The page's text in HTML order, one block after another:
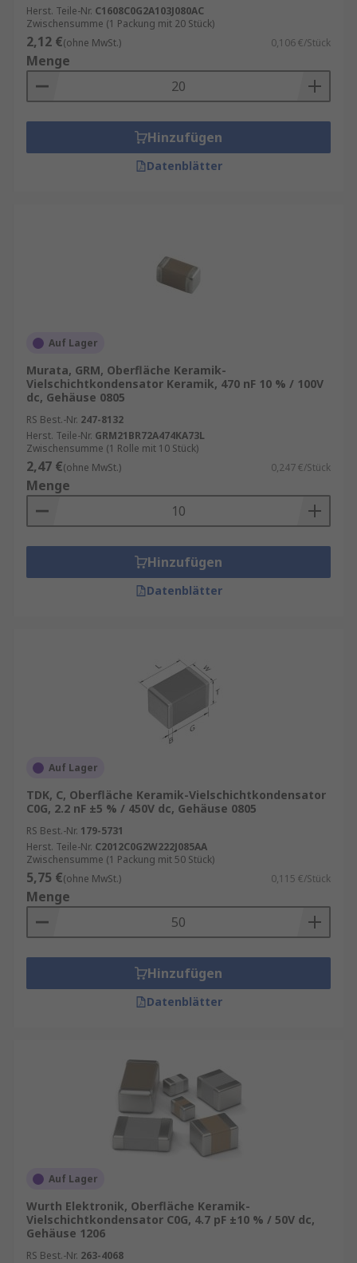
Herst. Teile-Nr. C1608C0G2A103J080AC
Zwischensumme (1 Packung mit 20 Stück)
2,12 €(ohne MwSt.) 0,106 €/Stück
Menge
Hinzufügen
Datenblätter
Auf Lager
Murata, GRM, Oberfläche Keramik-
Vielschichtkondensator Keramik, 470 nF 10 % / 100V
dc, Gehäuse 0805
RS Best.-Nr. 247-8132
Herst. Teile-Nr. GRM21BR72A474KA73L
Zwischensumme (1 Rolle mit 10 Stück)
2,47 €(ohne MwSt.) 0,247 €/Stück
Menge
Hinzufügen
Datenblätter
Auf Lager
TDK, C, Oberfläche Keramik-Vielschichtkondensator
C0G, 2.2 nF ±5 % / 450V dc, Gehäuse 0805
RS Best.-Nr. 179-5731
Herst. Teile-Nr. C2012C0G2W222J085AA
Zwischensumme (1 Packung mit 50 Stück)
5,75 €(ohne MwSt.) 0,115 €/Stück
Menge
Hinzufügen
Datenblätter
Auf Lager
Wurth Elektronik, Oberfläche Keramik-
Vielschichtkondensator C0G, 4.7 pF ±10 % / 50V dc,
Gehäuse 1206
RS Best.-Nr. 263-4068